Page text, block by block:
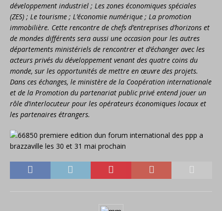
développement industriel ; Les zones économiques spéciales
(ZES) ; Le tourisme ; L’économie numérique ; La promotion
immobilière. Cette rencontre de chefs d’entreprises d’horizons et
de mondes différents sera aussi une occasion pour les autres
départements ministériels de rencontrer et d’échanger avec les
acteurs privés du développement venant des quatre coins du
monde, sur les opportunités de mettre en œuvre des projets.
Dans ces échanges, le ministère de la Coopération internationale
et de la Promotion du partenariat public privé entend jouer un
rôle d’interlocuteur pour les opérateurs économiques locaux et
les partenaires étrangers.